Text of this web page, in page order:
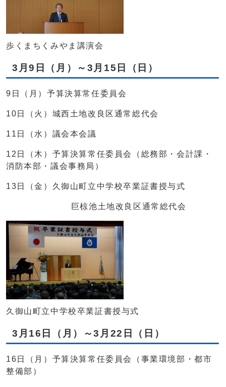
歩くまちくみやま講演会
3月9日（月）～3月15日（日）
9日（月）予算決算常任委員会
10日（火）城西土地改良区通常総代会
11日（水）議会本会議
12日（木）予算決算常任委員会（総務部・会計課・
消防本部・議会事務局）
13日（金）久御山町立中学校卒業証書授与式
巨椋池土地改良区通常総代会
久御山町立中学校卒業証書授与式
3月16日（月）～3月22日（日）
16日（月）予算決算常任委員会（事業環境部・都市
整備部）